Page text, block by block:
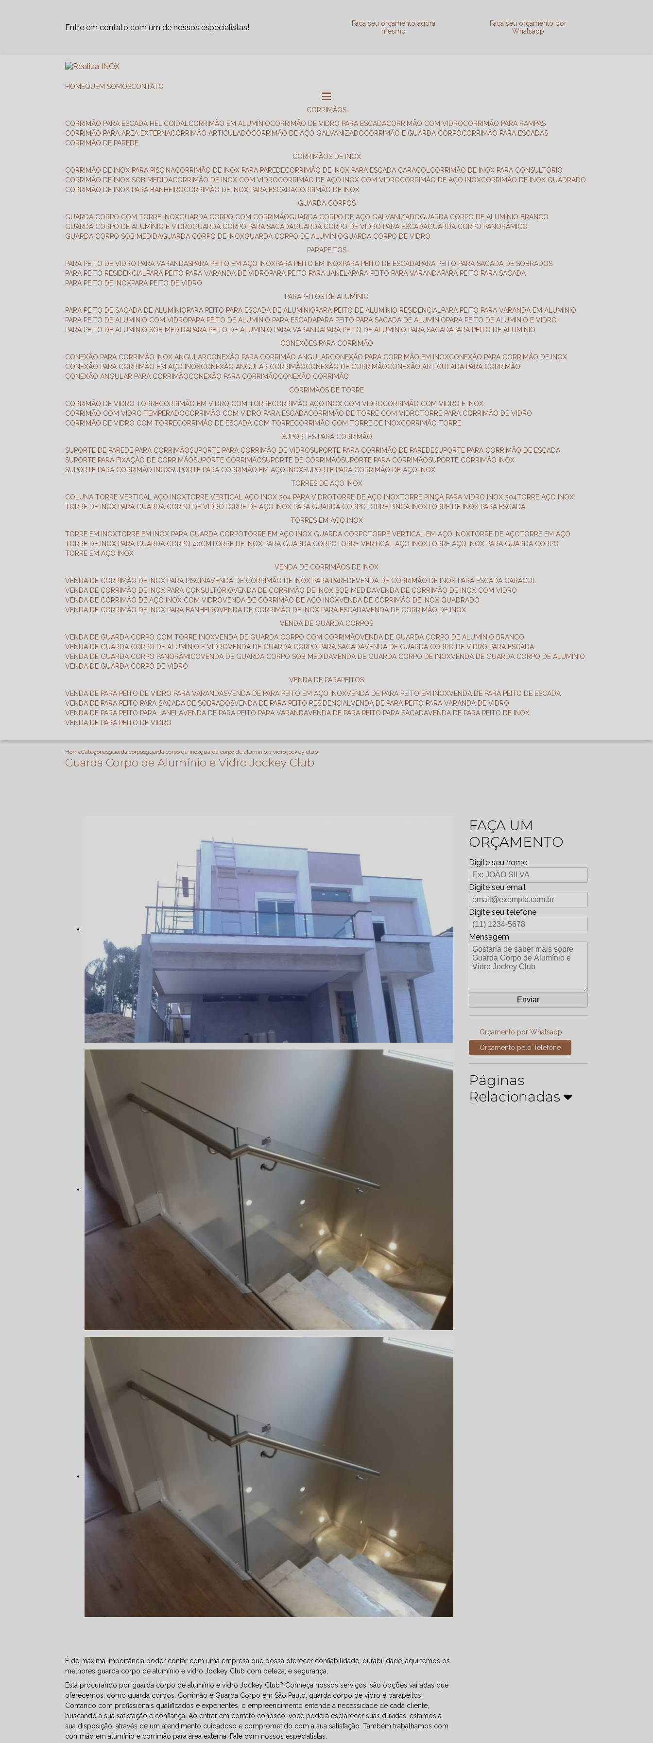
Entre em contato com um de nossos especialistas!
Faça seu orçamento agora
mesmo
Faça seu orçamento por
Whatsapp
HOME QUEM SOMOS CONTATO
CORRIMÃOS
CORRIMÃO PARA ESCADA HELICOIDAL
CORRIMÃO EM ALUMÍNIO CORRIMÃO DE VIDRO PARA ESCADA CORRIMÃO COM VIDRO
CORRIMÃO PARA RAMPAS
CORRIMÃO PARA ÁREA EXTERNA
CORRIMÃO ARTICULADO CORRIMÃO DE AÇO GALVANIZADO CORRIMÃO E GUARDA CORPO
CORRIMÃO PARA ESCADAS
CORRIMÃO DE PAREDE
CORRIMÃOS DE INOX
CORRIMÃO DE INOX PARA PISCINA
CORRIMÃO DE INOX PARA PAREDE CORRIMÃO DE INOX PARA ESCADA CARACOL
CORRIMÃO DE INOX PARA CONSULTÓRIO
CORRIMÃO DE INOX SOB MEDIDA
CORRIMÃO DE INOX COM VIDRO CORRIMÃO DE AÇO INOX COM VIDRO CORRIMÃO DE AÇO INOX
CORRIMÃO DE INOX QUADRADO
CORRIMÃO DE INOX PARA BANHEIRO
CORRIMÃO DE INOX PARA ESCADA
CORRIMÃO DE INOX
GUARDA CORPOS
GUARDA CORPO COM TORRE INOX
GUARDA CORPO COM CORRIMÃO GUARDA CORPO DE AÇO GALVANIZADO
GUARDA CORPO DE ALUMÍNIO BRANCO
GUARDA CORPO DE ALUMÍNIO E VIDRO
GUARDA CORPO PARA SACADA GUARDA CORPO DE VIDRO PARA ESCADA
GUARDA CORPO PANORÂMICO
GUARDA CORPO SOB MEDIDA
GUARDA CORPO DE INOX GUARDA CORPO DE ALUMÍNIO
GUARDA CORPO DE VIDRO
PARAPEITOS
PARA PEITO DE VIDRO PARA VARANDAS PARA PEITO EM AÇO INOX PARA PEITO EM INOX PARA PEITO DE ESCADA PARA PEITO PARA SACADA DE SOBRADOS
PARA PEITO RESIDENCIAL
PARA PEITO PARA VARANDA DE VIDRO PARA PEITO PARA JANELA PARA PEITO PARA VARANDA PARA PEITO PARA SACADA
PARA PEITO DE INOX PARA PEITO DE VIDRO
PARAPEITOS DE ALUMÍNIO
PARA PEITO DE SACADA DE ALUMÍNIO PARA PEITO PARA ESCADA DE ALUMÍNIO PARA PEITO DE ALUMÍNIO RESIDENCIAL
PARA PEITO PARA VARANDA EM ALUMÍNIO
PARA PEITO DE ALUMÍNIO COM VIDRO PARA PEITO DE ALUMÍNIO PARA ESCADA PARA PEITO PARA SACADA DE ALUMÍNIO PARA PEITO DE ALUMÍNIO E VIDRO
PARA PEITO DE ALUMÍNIO SOB MEDIDA PARA PEITO DE ALUMÍNIO PARA VARANDA PARA PEITO DE ALUMÍNIO PARA SACADA PARA PEITO DE ALUMÍNIO
CONEXÕES PARA CORRIMÃO
CONEXÃO PARA CORRIMÃO INOX ANGULAR
CONEXÃO PARA CORRIMÃO ANGULAR CONEXÃO PARA CORRIMÃO EM INOX
CONEXÃO PARA CORRIMÃO DE INOX
CONEXÃO PARA CORRIMÃO EM AÇO INOX
CONEXÃO ANGULAR CORRIMÃO CONEXÃO DE CORRIMÃO
CONEXÃO ARTICULADA PARA CORRIMÃO
CONEXÃO ANGULAR PARA CORRIMÃO
CONEXÃO PARA CORRIMÃO
CONEXÃO CORRIMÃO
CORRIMÃOS DE TORRE
CORRIMÃO DE VIDRO TORRE
CORRIMÃO EM VIDRO COM TORRE CORRIMÃO AÇO INOX COM VIDRO
CORRIMÃO COM VIDRO E INOX
CORRIMÃO COM VIDRO TEMPERADO
CORRIMÃO COM VIDRO PARA ESCADA CORRIMÃO DE TORRE COM VIDRO TORRE PARA CORRIMÃO DE VIDRO
CORRIMÃO DE VIDRO COM TORRE
CORRIMÃO DE ESCADA COM TORRE CORRIMÃO COM TORRE DE INOX
CORRIMÃO TORRE
SUPORTES PARA CORRIMÃO
SUPORTE DE PAREDE PARA CORRIMÃO
SUPORTE PARA CORRIMÃO DE VIDRO SUPORTE PARA CORRIMÃO DE PAREDE SUPORTE PARA CORRIMÃO DE ESCADA
SUPORTE PARA FIXAÇÃO DE CORRIMÃO
SUPORTE CORRIMÃO SUPORTE DE CORRIMÃO SUPORTE PARA CORRIMÃO
SUPORTE CORRIMÃO INOX
SUPORTE PARA CORRIMÃO INOX SUPORTE PARA CORRIMÃO EM AÇO INOX SUPORTE PARA CORRIMÃO DE AÇO INOX
TORRES DE AÇO INOX
COLUNA TORRE VERTICAL AÇO INOX TORRE VERTICAL AÇO INOX 304 PARA VIDRO TORRE DE AÇO INOX TORRE PINÇA PARA VIDRO INOX 304 TORRE AÇO INOX
TORRE DE INOX PARA GUARDA CORPO DE VIDRO TORRE DE AÇO INOX PARA GUARDA CORPO TORRE PINCA INOX TORRE DE INOX PARA ESCADA
TORRES EM AÇO INOX
TORRE EM INOX TORRE EM INOX PARA GUARDA CORPO TORRE EM AÇO INOX GUARDA CORPO TORRE VERTICAL EM AÇO INOX TORRE DE AÇO TORRE EM AÇO
TORRE DE INOX PARA GUARDA CORPO 40CM TORRE DE INOX PARA GUARDA CORPO TORRE VERTICAL AÇO INOX TORRE AÇO INOX PARA GUARDA CORPO
TORRE EM AÇO INOX
VENDA DE CORRIMÃOS DE INOX
VENDA DE CORRIMÃO DE INOX PARA PISCINA
VENDA DE CORRIMÃO DE INOX PARA PAREDE
VENDA DE CORRIMÃO DE INOX PARA ESCADA CARACOL
VENDA DE CORRIMÃO DE INOX PARA CONSULTÓRIO
VENDA DE CORRIMÃO DE INOX SOB MEDIDA
VENDA DE CORRIMÃO DE INOX COM VIDRO
VENDA DE CORRIMÃO DE AÇO INOX COM VIDRO
VENDA DE CORRIMÃO DE AÇO INOX
VENDA DE CORRIMÃO DE INOX QUADRADO
VENDA DE CORRIMÃO DE INOX PARA BANHEIRO
VENDA DE CORRIMÃO DE INOX PARA ESCADA
VENDA DE CORRIMÃO DE INOX
VENDA DE GUARDA CORPOS
VENDA DE GUARDA CORPO COM TORRE INOX
VENDA DE GUARDA CORPO COM CORRIMÃO
VENDA DE GUARDA CORPO DE ALUMÍNIO BRANCO
VENDA DE GUARDA CORPO DE ALUMÍNIO E VIDRO
VENDA DE GUARDA CORPO PARA SACADA
VENDA DE GUARDA CORPO DE VIDRO PARA ESCADA
VENDA DE GUARDA CORPO PANORÂMICO
VENDA DE GUARDA CORPO SOB MEDIDA VENDA DE GUARDA CORPO DE INOX
VENDA DE GUARDA CORPO DE ALUMÍNIO
VENDA DE GUARDA CORPO DE VIDRO
VENDA DE PARAPEITOS
VENDA DE PARA PEITO DE VIDRO PARA VARANDAS
VENDA DE PARA PEITO EM AÇO INOX VENDA DE PARA PEITO EM INOX
VENDA DE PARA PEITO DE ESCADA
VENDA DE PARA PEITO PARA SACADA DE SOBRADOS
VENDA DE PARA PEITO RESIDENCIAL
VENDA DE PARA PEITO PARA VARANDA DE VIDRO
VENDA DE PARA PEITO PARA JANELA
VENDA DE PARA PEITO PARA VARANDA VENDA DE PARA PEITO PARA SACADA
VENDA DE PARA PEITO DE INOX
VENDA DE PARA PEITO DE VIDRO
HomeCategoriasguarda corposguarda corpo de inoxguarda corpo de aluminio e vidro jockey club
Guarda Corpo de Alumínio e Vidro Jockey Club
É de máxima importância poder contar com uma empresa que possa oferecer confiabilidade, durabilidade, aqui temos os
melhores guarda corpo de alumínio e vidro Jockey Club com beleza, e segurança,
Está procurando por guarda corpo de alumínio e vidro Jockey Club? Conheça nossos serviços, são opções variadas que
oferecemos, como guarda corpos, Corrimão e Guarda Corpo em São Paulo, guarda corpo de vidro e parapeitos.
Contando com profissionais qualificados e experientes, o empreendimento entende a necessidade de cada cliente,
buscando a sua satisfação e confiança. Ao entrar em contato conosco, você poderá esclarecer suas dúvidas, estamos à
sua disposição, através de um atendimento cuidadoso e comprometido com a sua satisfação. Também trabalhamos com
corrimão em alumínio e corrimão para área externa. Fale com nossos especialistas.
FAÇA UM
ORÇAMENTO
Digite seu nome
Digite seu email
Digite seu telefone
Mensagem
Orçamento por Whatsapp
Orçamento pelo Telefone
Páginas
Relacionadas